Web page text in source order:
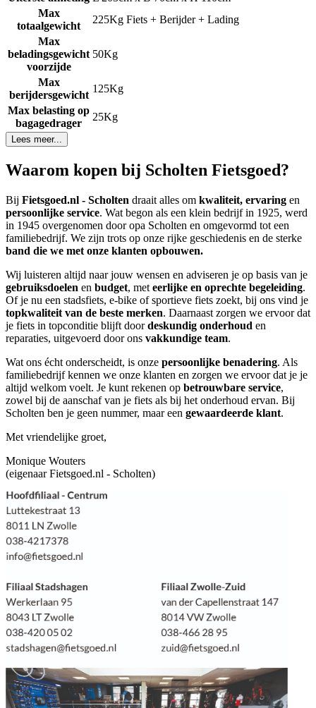
Max
totaalgewicht
225Kg Fiets + Berijder + Lading
Max
beladingsgewicht
voorzijde
50Kg
Max
berijdersgewicht
125Kg
Max belasting op
bagagedrager
25Kg
Lees meer...
Waarom kopen bij Scholten Fietsgoed?
Bij Fietsgoed.nl - Scholten draait alles om kwaliteit, ervaring en
persoonlijke service. Wat begon als een klein bedrijf in 1925, werd
in 1945 overgenomen door opa Scholten en omgevormd tot een
familiebedrijf. We zijn trots op onze rijke geschiedenis en de sterke
band die we met onze klanten opbouwen.
Wij luisteren altijd naar jouw wensen en adviseren je op basis van je
gebruiksdoelen en budget, met eerlijke en oprechte begeleiding.
Of je nu een stadsfiets, e-bike of sportieve fiets zoekt, bij ons vind je
topkwaliteit van de beste merken. Daarnaast zorgen we ervoor dat
je fiets in topconditie blijft doordeskundig onderhoud en
reparaties, uitgevoerd door ons vakkundige team.
Wat ons écht onderscheidt, is onze persoonlijke benadering. Als
familiebedrijf kennen we onze klanten en zorgen we ervoor dat je je
altijd welkom voelt. Je kunt rekenen op betrouwbare service,
zowel bij de aanschaf van je fiets als bij het onderhoud ervan. Bij
Scholten ben je geen nummer, maar een gewaardeerde klant.
Met vriendelijke groet,
Monique Wouters
(eigenaar Fietsgoed.nl - Scholten)